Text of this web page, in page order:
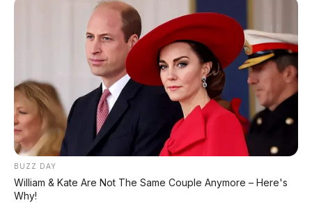
Charging 29 Menit!
Hyundai IONIQ 3 Siap Jadi
Hatchback Listrik Paling
PO Gunung Harta: Sejarah,
Perbedaan Bus Merah &
Hijau, dan Perkembangan
Bisnis
PO M Trans: Ekspansi
Agresif & Sleeper Bus yang
Guncang Pasar Jawa-Bali
BUZZ DAY
William & Kate Are Not The Same Couple Anymore – Here's
Why!